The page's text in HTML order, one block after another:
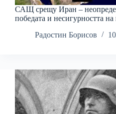
САЩ срещу Иран –
победата и несигурността
Радостин Борисов